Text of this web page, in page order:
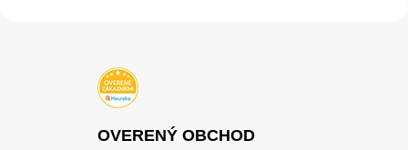
OVERENÝ OBCHOD